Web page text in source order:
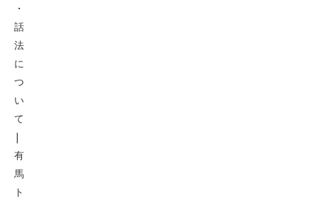
・
話
法
に
つ
い
て
|
有
馬
ト